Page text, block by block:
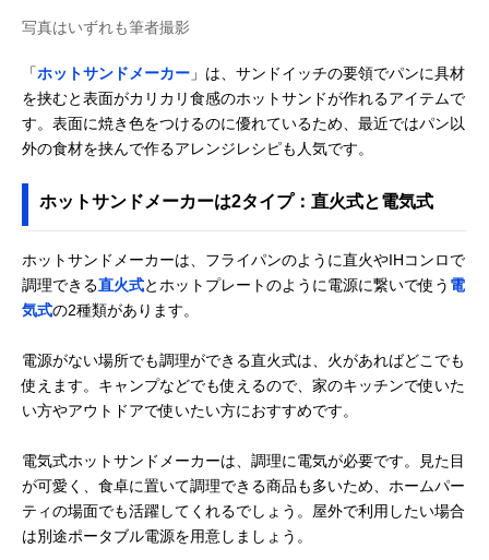
写真はいずれも筆者撮影
「ホットサンドメーカー 」は、サンドイッチの要領でパンに具材
を挟むと表面がカリカリ食感のホットサンドが作れるアイテムで
す。表面に焼き色をつけるのに優れているため、最近ではパン以
外の食材を挟んで作るアレンジレシピも人気です。
ホットサンドメーカーは2タイプ：直火式と電気式
ホットサンドメーカーは、フライパンのように直火やIHコンロで
調理できる直火式とホットプレートのように電源に繋いで使う 電
気式の2種類があります。
電源がない場所でも調理ができる直火式は、火があればどこでも
使えます。キャンプなどでも使えるので、家のキッチンで使いた
い方やアウトドアで使いたい方におすすめです。
電気式ホットサンドメーカーは、調理に電気が必要です。見た目
が可愛く、食卓に置いて調理できる商品も多いため、ホームパー
ティの場面でも活躍してくれるでしょう。屋外で利用したい場合
は別途ポータブル電源を用意しましょう。